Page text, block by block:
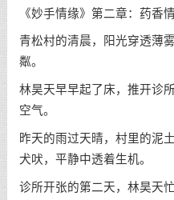
《妙手情缘》第二章：药香
青松村的清晨，阳光穿透薄
粼。
林昊天早早起了床，推开诊
空气。
昨天的雨过天晴，村里的泥
犬吠，平静中透着生机。
诊所开张的第二天，林昊天